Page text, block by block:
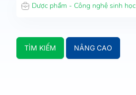
Dược phẩm - Công nghệ sinh học
TÌM KIẾM NÂNG CAO